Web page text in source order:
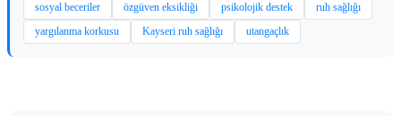
sosyal beceriler
özgüven eksikliği psikolojik destek
ruh sağlığı
yargılanma korkusu
Kayseri ruh sağlığı utangaçlık